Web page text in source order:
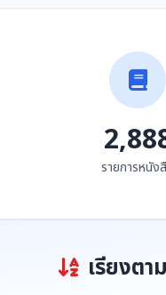
วรรณกรรมที่ตีพิ
รายการหนัง
เรียงต